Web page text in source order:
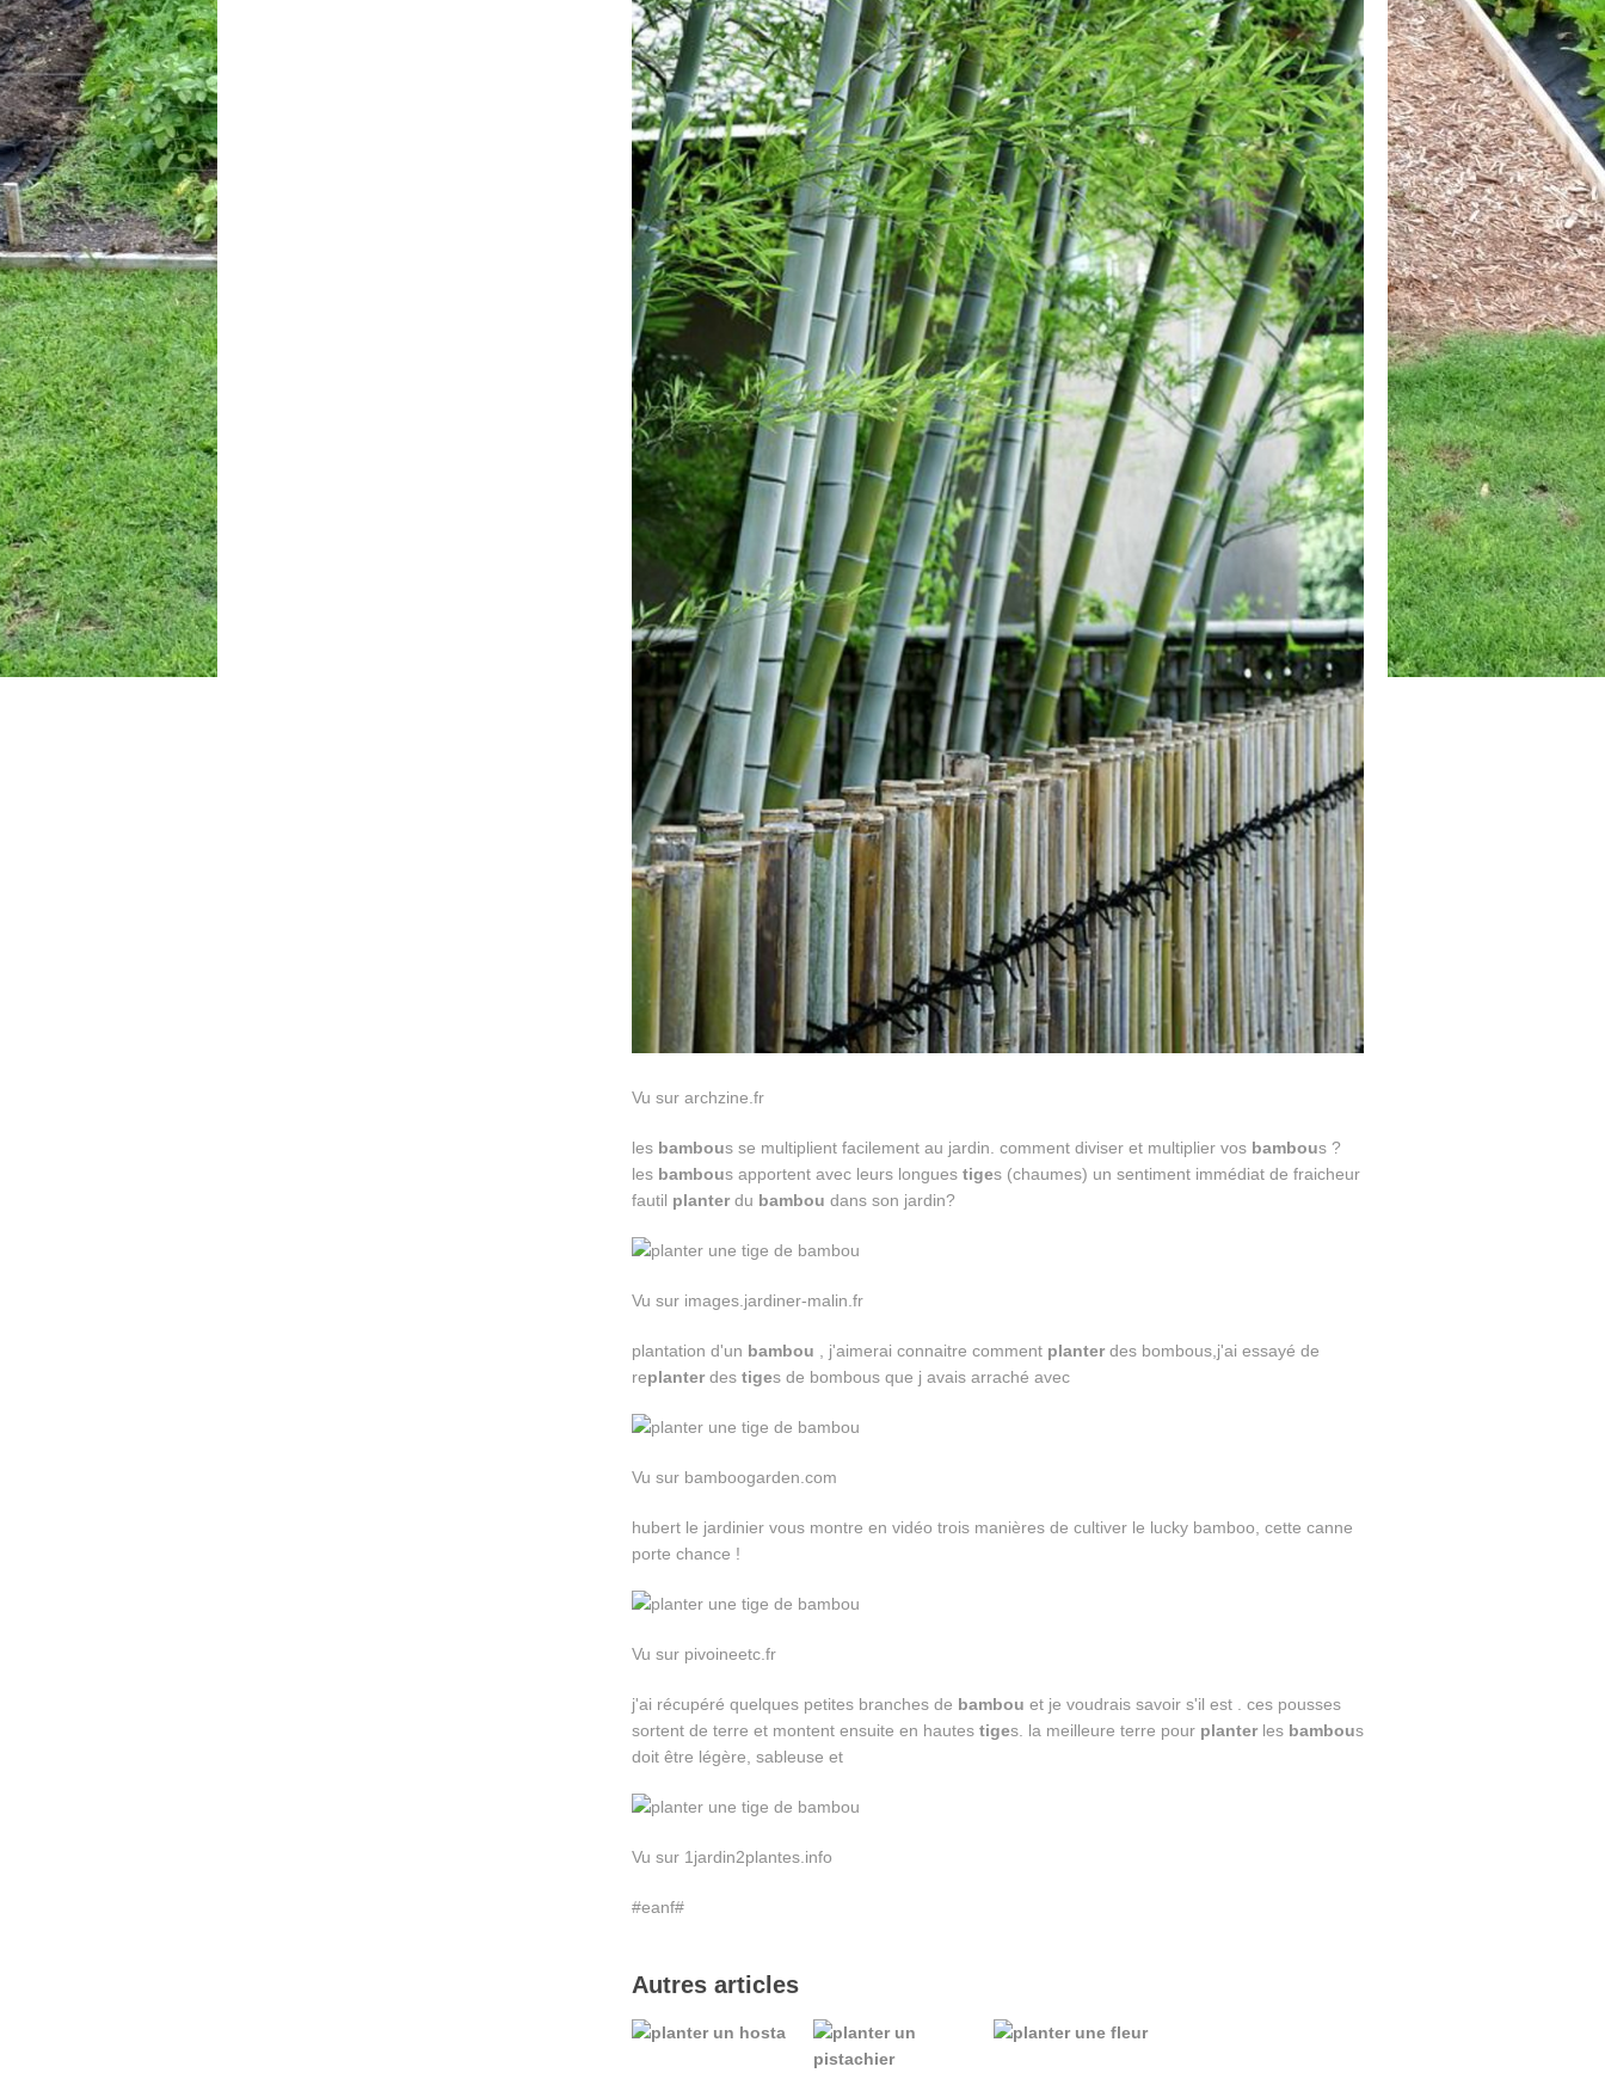
Vu sur archzine.fr
les bambous se multiplient facilement au jardin. comment diviser et multiplier vos bambous ?
les bambous apportent avec leurs longues tiges (chaumes) un sentiment immédiat de fraicheur
fautil planterdu bambou dans son jardin?
Vu sur images.jardiner-malin.fr
plantation d'un bambou , j'aimerai connaitre comment planterdes bombous,j'ai essayé de
replanterdes tiges de bombous que j avais arraché avec
Vu sur bamboogarden.com
hubert le jardinier vous montre en vidéo trois manières de cultiver le lucky bamboo, cette canne
porte chance !
Vu sur pivoineetc.fr
j'ai récupéré quelques petites branches de bambou et je voudrais savoir s'il est . ces pousses
sortent de terre et montent ensuite en hautes tiges. la meilleure terre pour planterles bambous
doit être légère, sableuse et
Vu sur 1jardin2plantes.info
#eanf#
Autres articles